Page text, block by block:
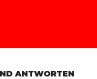
ANTWORTEN